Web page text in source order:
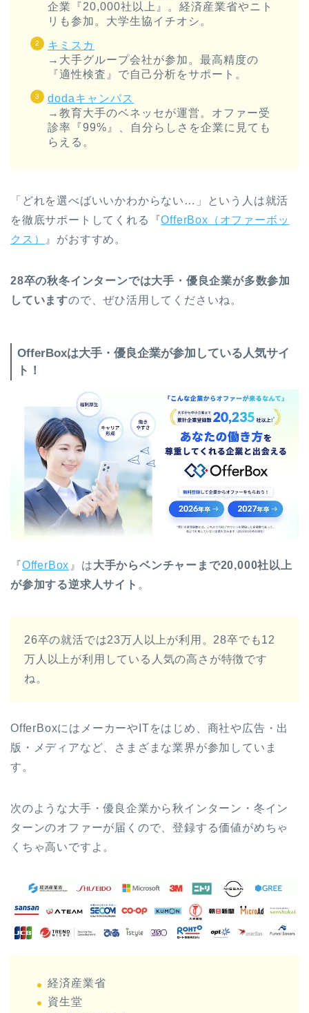
企業『20,000社以上』。経済産業省やニト
リも参加。大学生協イチオシ。
キミスカ
→大手グループ会社が参加。最高精度の
『適性検査』で自己分析をサポート。
dodaキャンパス
→教育大手のベネッセが運営。オファー受
診率『99%』、自分らしさを企業に見ても
らえる。
「どれを選べばいいかわからない…」という人は就活
を徹底サポートしてくれる『OfferBox（オファーボッ
クス）
』がおすすめ。
28卒の秋冬インターンでは大手・優良企業が多数参加
していますので、ぜひ活用してくださいね。
OfferBoxは大手・優良企業が参加している人気サイ
ト！
『OfferBox 』は大手からベンチャーまで20,000社以上
が参加する逆求人サイト 。
26卒の就活では23万人以上が利用。28卒でも12
万人以上が利用している人気の高さが特徴です
ね。
OfferBoxにはメーカーやITをはじめ、商社や広告・出
版・メディアなど、さまざまな業界が参加していま
す。
次のような大手・優良企業から秋インターン・冬イン
ターンのオファーが届くので、登録する価値がめちゃ
くちゃ高いですよ。
経済産業省
資生堂